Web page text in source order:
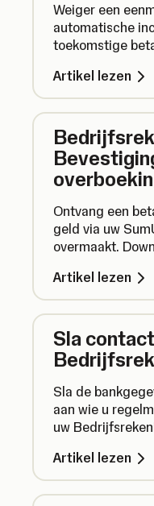
Weiger een
automatische
toekomstige
overeenkomst
Artikel lezen
Ontvang een
geld via uw
overmaakt.
Artikel lezen
Sla
Sla de
aan wie u
uw
date te houden.
Artikel lezen